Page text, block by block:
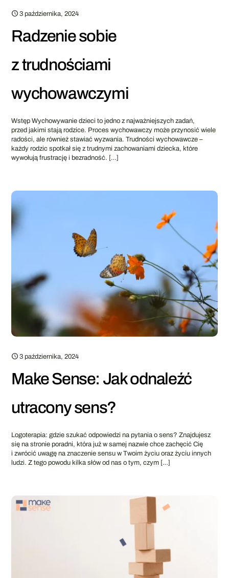
3 października, 2024
Radzenie sobie
z trudnościami
wychowawczymi
Wstęp Wychowywanie dzieci to jedno z najważniejszych zadań,
przed jakimi stają rodzice. Proces wychowawczy może przynosić wiele
radości, ale również stawiać wyzwania. Trudności wychowawcze –
każdy rodzic spotkał się z trudnymi zachowaniami dziecka, które
wywołują frustrację i bezradność. […]
3 października, 2024
Make Sense: Jak odnaleźć
utracony sens?
Logoterapia: gdzie szukać odpowiedzi na pytania o sens? Znajdujesz
się na stronie poradni, która już w samej nazwie chce zachęcić Cię
i zwrócić uwagę na znaczenie sensu w Twoim życiu oraz życiu innych
ludzi. Z tego powodu kilka słów od nas o tym, czym […]